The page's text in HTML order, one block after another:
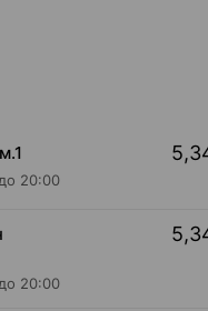
до 20:00
до 20:00